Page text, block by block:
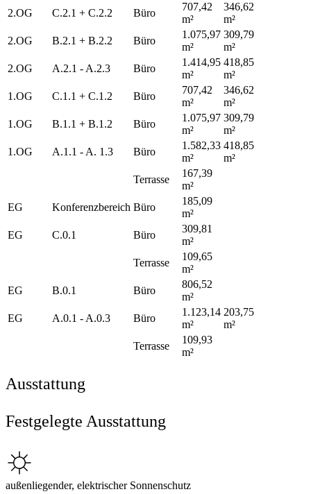
2.OG
C.2.1 + C.2.2 Büro
707,42
m²
346,62
m²
2.OG
B.2.1 + B.2.2 Büro
1.075,97
m²
309,79
m²
2.OG
A.2.1 - A.2.3 Büro
1.414,95
m²
418,85
m²
1.OG
C.1.1 + C.1.2 Büro
707,42
m²
346,62
m²
1.OG
B.1.1 + B.1.2 Büro
1.075,97
m²
309,79
m²
1.OG
A.1.1 - A. 1.3 Büro
1.582,33
m²
418,85
m²
Terrasse
167,39
m²
EG
Konferenzbereich Büro
185,09
m²
EG
C.0.1 Büro
309,81
m²
Terrasse
109,65
m²
EG
B.0.1 Büro
806,52
m²
EG
A.0.1 - A.0.3 Büro
1.123,14
m²
203,75
m²
Terrasse
109,93
m²
Ausstattung
Festgelegte Ausstattung
außenliegender, elektrischer Sonnenschutz